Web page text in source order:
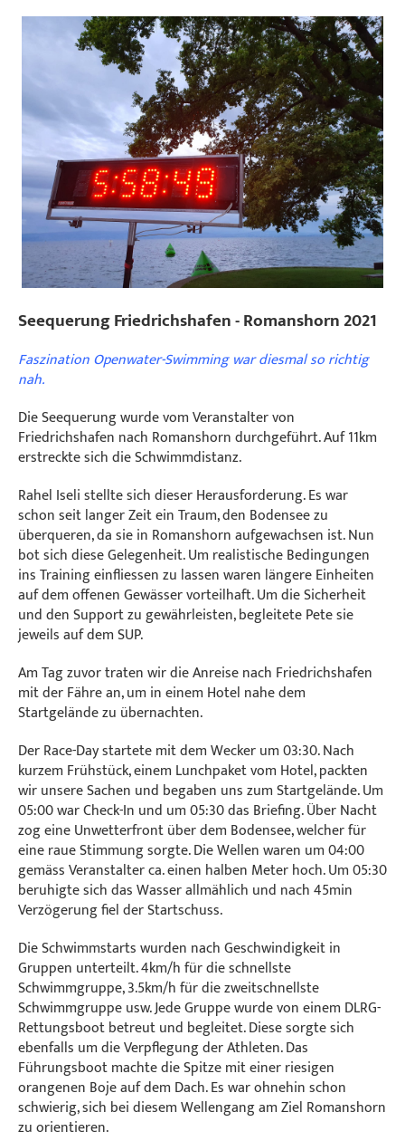
Seequerung Friedrichshafen - Romanshorn 2021
Faszination Openwater-Swimming war diesmal so richtig
nah.
Die Seequerung wurde vom Veranstalter von
Friedrichshafen nach Romanshorn durchgeführt. Auf 11km
erstreckte sich die Schwimmdistanz.
Rahel Iseli stellte sich dieser Herausforderung. Es war
schon seit langer Zeit ein Traum, den Bodensee zu
überqueren, da sie in Romanshorn aufgewachsen ist. Nun
bot sich diese Gelegenheit. Um realistische Bedingungen
ins Training einfliessen zu lassen waren längere Einheiten
auf dem offenen Gewässer vorteilhaft. Um die Sicherheit
und den Support zu gewährleisten, begleitete Pete sie
jeweils auf dem SUP.
Am Tag zuvor traten wir die Anreise nach Friedrichshafen
mit der Fähre an, um in einem Hotel nahe dem
Startgelände zu übernachten.
Der Race-Day startete mit dem Wecker um 03:30. Nach
kurzem Frühstück, einem Lunchpaket vom Hotel, packten
wir unsere Sachen und begaben uns zum Startgelände. Um
05:00 war Check-In und um 05:30 das Briefing. Über Nacht
zog eine Unwetterfront über dem Bodensee, welcher für
eine raue Stimmung sorgte. Die Wellen waren um 04:00
gemäss Veranstalter ca. einen halben Meter hoch. Um 05:30
beruhigte sich das Wasser allmählich und nach 45min
Verzögerung fiel der Startschuss.
Die Schwimmstarts wurden nach Geschwindigkeit in
Gruppen unterteilt. 4km/h für die schnellste
Schwimmgruppe, 3.5km/h für die zweitschnellste
Schwimmgruppe usw. Jede Gruppe wurde von einem DLRG-
Rettungsboot betreut und begleitet. Diese sorgte sich
ebenfalls um die Verpflegung der Athleten. Das
Führungsboot machte die Spitze mit einer riesigen
orangenen Boje auf dem Dach. Es war ohnehin schon
schwierig, sich bei diesem Wellengang am Ziel Romanshorn
zu orientieren.